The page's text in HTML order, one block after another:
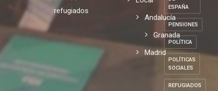
refugiados
Andalucía
Granada
Madrid
ESPAÑA
PENSIONES
POLÍTICA
POLÍTICAS
SOCIALES
REFUGIADOS